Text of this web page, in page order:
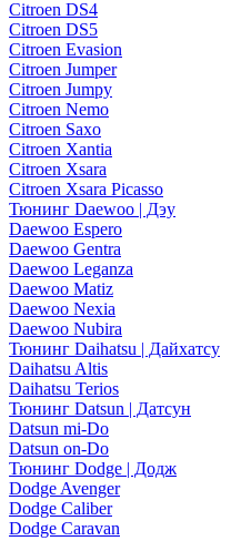
Citroen DS4
Citroen DS5
Citroen Evasion
Citroen Jumper
Citroen Jumpy
Citroen Nemo
Citroen Saxo
Citroen Xantia
Citroen Xsara
Citroen Xsara Picasso
Тюнинг Daewoo | Дэу
Daewoo Espero
Daewoo Gentra
Daewoo Leganza
Daewoo Matiz
Daewoo Nexia
Daewoo Nubira
Тюнинг Daihatsu | Дайхатсу
Daihatsu Altis
Daihatsu Terios
Тюнинг Datsun | Датсун
Datsun mi-Do
Datsun on-Do
Тюнинг Dodge | Додж
Dodge Avenger
Dodge Caliber
Dodge Caravan